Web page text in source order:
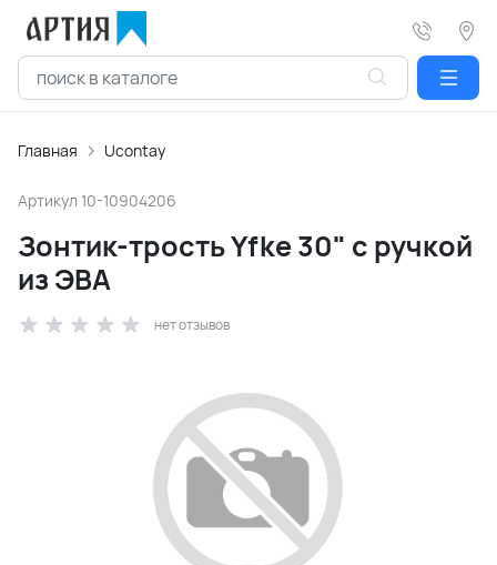
Главная Ucontay
Артикул 10-10904206
Зонтик-трость Yfke 30" с ручкой
из ЭВА
нет отзывов